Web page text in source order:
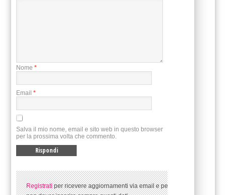
Nome *
Email *
Salva il mio nome, email e sito web in questo browser
per la prossima volta che commento.
Registratiper ricevere aggiornamenti via email e per